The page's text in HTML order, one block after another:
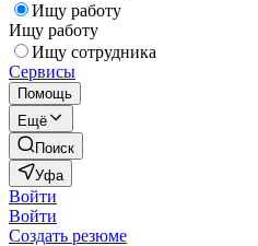
Ищу работу
Ищу работу
Ищу сотрудника
Сервисы
Помощь
Ещё
Поиск
Уфа
Войти
Войти
Создать резюме